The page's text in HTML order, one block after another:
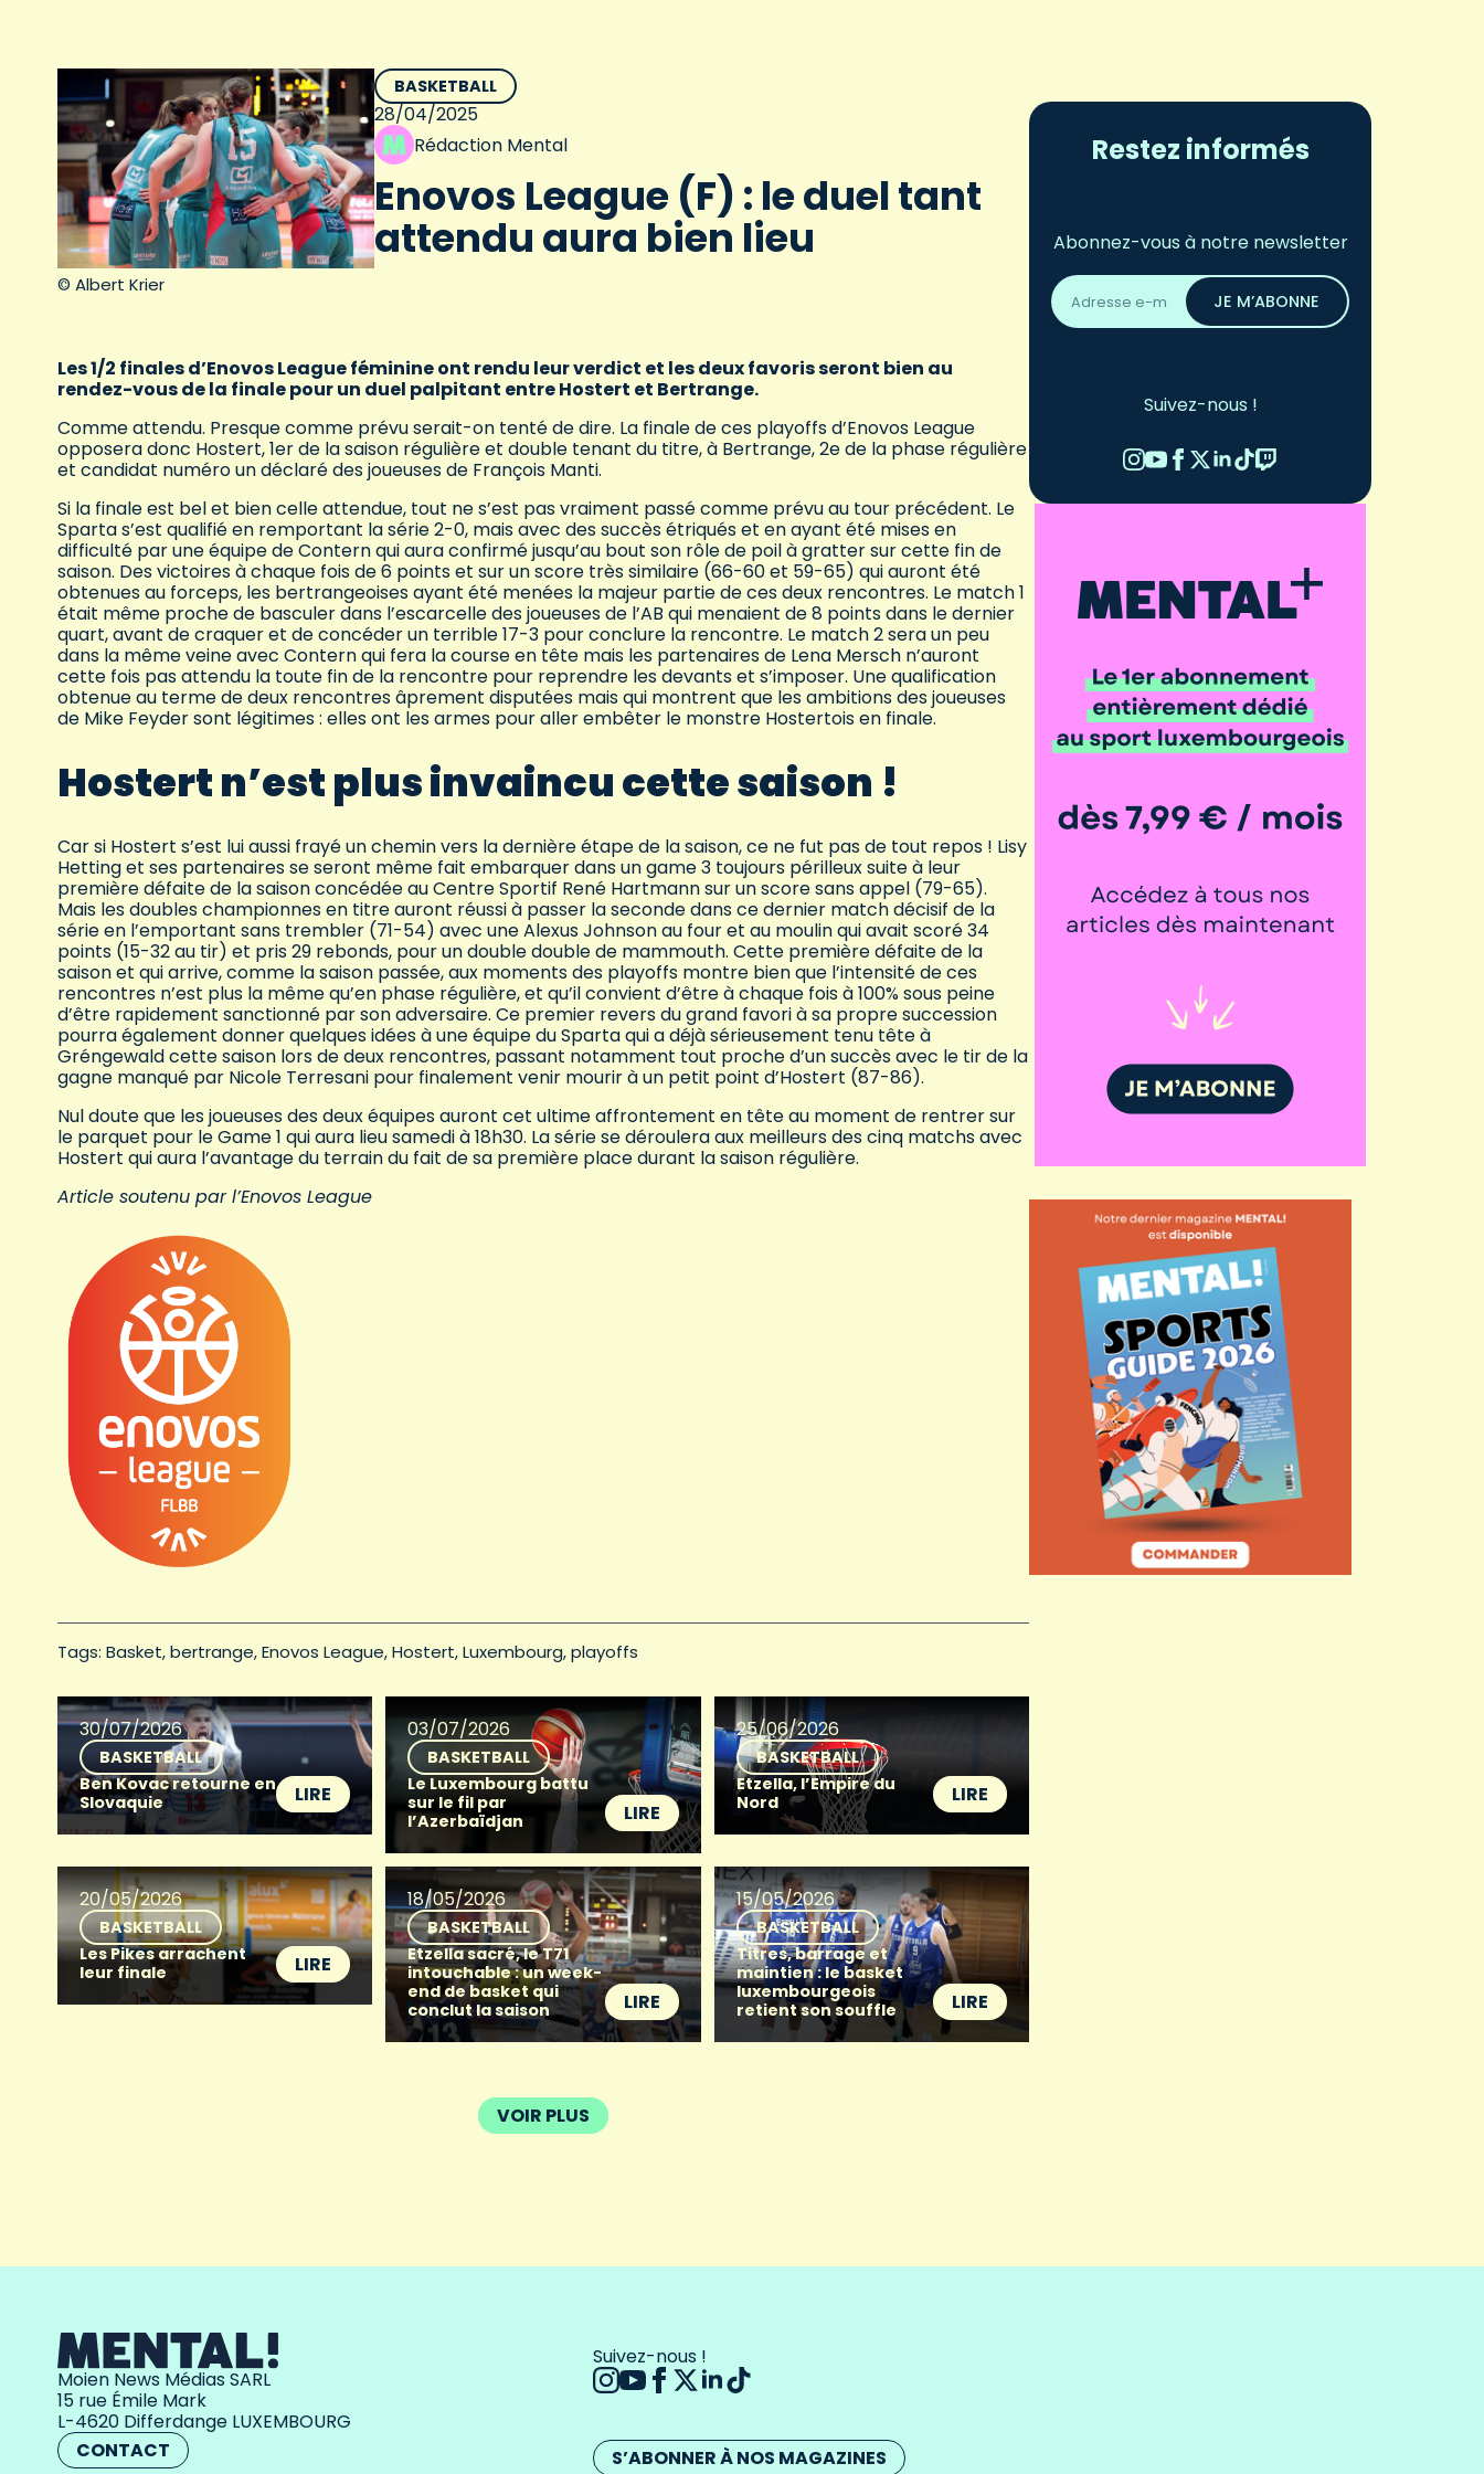
© Albert Krier
BASKETBALL
28/04/2025
Rédaction Mental
Enovos League (F) : le duel tant
attendu aura bien lieu
Les 1/2 finales d’Enovos League féminine ont rendu leur verdict et les deux favoris seront bien au
rendez-vous de la finale pour un duel palpitant entre Hostert et Bertrange.
Comme attendu. Presque comme prévu serait-on tenté de dire. La finale de ces playoffs d’Enovos League
opposera donc Hostert, 1er de la saison régulière et double tenant du titre, à Bertrange, 2e de la phase régulière
et candidat numéro un déclaré des joueuses de François Manti.
Si la finale est bel et bien celle attendue, tout ne s’est pas vraiment passé comme prévu au tour précédent. Le
Sparta s’est qualifié en remportant la série 2-0, mais avec des succès étriqués et en ayant été mises en
difficulté par une équipe de Contern qui aura confirmé jusqu’au bout son rôle de poil à gratter sur cette fin de
saison. Des victoires à chaque fois de 6 points et sur un score très similaire (66-60 et 59-65) qui auront été
obtenues au forceps, les bertrangeoises ayant été menées la majeur partie de ces deux rencontres. Le match 1
était même proche de basculer dans l’escarcelle des joueuses de l’AB qui menaient de 8 points dans le dernier
quart, avant de craquer et de concéder un terrible 17-3 pour conclure la rencontre. Le match 2 sera un peu
dans la même veine avec Contern qui fera la course en tête mais les partenaires de Lena Mersch n’auront
cette fois pas attendu la toute fin de la rencontre pour reprendre les devants et s’imposer. Une qualification
obtenue au terme de deux rencontres âprement disputées mais qui montrent que les ambitions des joueuses
de Mike Feyder sont légitimes : elles ont les armes pour aller embêter le monstre Hostertois en finale.
Hostert n’est plus invaincu cette saison !
Car si Hostert s’est lui aussi frayé un chemin vers la dernière étape de la saison, ce ne fut pas de tout repos ! Lisy
Hetting et ses partenaires se seront même fait embarquer dans un game 3 toujours périlleux suite à leur
première défaite de la saison concédée au Centre Sportif René Hartmann sur un score sans appel (79-65).
Mais les doubles championnes en titre auront réussi à passer la seconde dans ce dernier match décisif de la
série en l’emportant sans trembler (71-54) avec une Alexus Johnson au four et au moulin qui avait scoré 34
points (15-32 au tir) et pris 29 rebonds, pour un double double de mammouth. Cette première défaite de la
saison et qui arrive, comme la saison passée, aux moments des playoffs montre bien que l’intensité de ces
rencontres n’est plus la même qu’en phase régulière, et qu’il convient d’être à chaque fois à 100% sous peine
d’être rapidement sanctionné par son adversaire. Ce premier revers du grand favori à sa propre succession
pourra également donner quelques idées à une équipe du Sparta qui a déjà sérieusement tenu tête à
Gréngewald cette saison lors de deux rencontres, passant notamment tout proche d’un succès avec le tir de la
gagne manqué par Nicole Terresani pour finalement venir mourir à un petit point d’Hostert (87-86).
Nul doute que les joueuses des deux équipes auront cet ultime affrontement en tête au moment de rentrer sur
le parquet pour le Game 1 qui aura lieu samedi à 18h30. La série se déroulera aux meilleurs des cinq matchs avec
Hostert qui aura l’avantage du terrain du fait de sa première place durant la saison régulière.
Article soutenu par l’Enovos League
Tags: Basket bertrange Enovos League Hostert Luxembourg playoffs
30/07/2026
BASKETBALL
Ben Kovac retourne en
Slovaquie
LIRE
03/07/2026
BASKETBALL
Le Luxembourg battu
sur le fil par
l’Azerbaïdjan
LIRE
25/06/2026
BASKETBALL
Etzella, l’Empire du
Nord
LIRE
20/05/2026
BASKETBALL
Les Pikes arrachent
leur finale
LIRE
18/05/2026
BASKETBALL
Etzella sacré, le T71
intouchable : un week-
end de basket qui
conclut la saison
LIRE
15/05/2026
BASKETBALL
Titres, barrage et
maintien : le basket
luxembourgeois
retient son souffle
LIRE
VOIR PLUS
Restez informés
Abonnez-vous à notre newsletter
Adresse
email
*
JE M’ABONNE
Suivez-nous !
Moien News Médias SARL
15 rue Émile Mark
L-4620 Differdange LUXEMBOURG
CONTACT
Suivez-nous !
S’ABONNER À NOS MAGAZINES